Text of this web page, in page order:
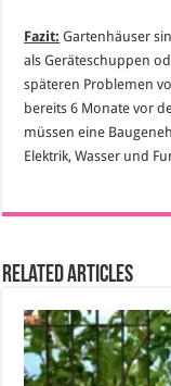
Fazit: Gartenhäuser
als Geräteschuppen
späteren Problemen
bereits 6 Monate vor
müssen eine
Elektrik, Wasser und
Related Articles